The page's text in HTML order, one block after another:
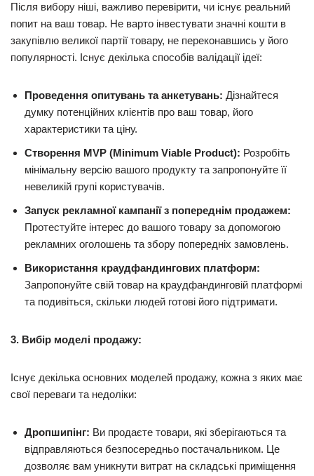
Після вибору ніші, важливо перевірити, чи існує реальний
попит на ваш товар. Не варто інвестувати значні кошти в
закупівлю великої партії товару, не переконавшись у його
популярності. Існує декілька способів валідації ідеї:
Проведення опитувань та анкетувань: Дізнайтеся
думку потенційних клієнтів про ваш товар, його
характеристики та ціну.
Створення MVP (Minimum Viable Product): Розробіть
мінімальну версію вашого продукту та запропонуйте її
невеликій групі користувачів.
Запуск рекламної кампанії з попереднім продажем:
Протестуйте інтерес до вашого товару за допомогою
рекламних оголошень та збору попередніх замовлень.
Використання краудфандингових платформ:
Запропонуйте свій товар на краудфандинговій платформі
та подивіться, скільки людей готові його підтримати.
3. Вибір моделі продажу:
Існує декілька основних моделей продажу, кожна з яких має
свої переваги та недоліки:
Дропшипінг: Ви продаєте товари, які зберігаються та
відправляються безпосередньо постачальником. Це
дозволяє вам уникнути витрат на складські приміщення